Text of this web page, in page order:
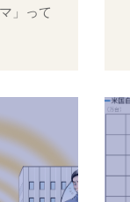
」って